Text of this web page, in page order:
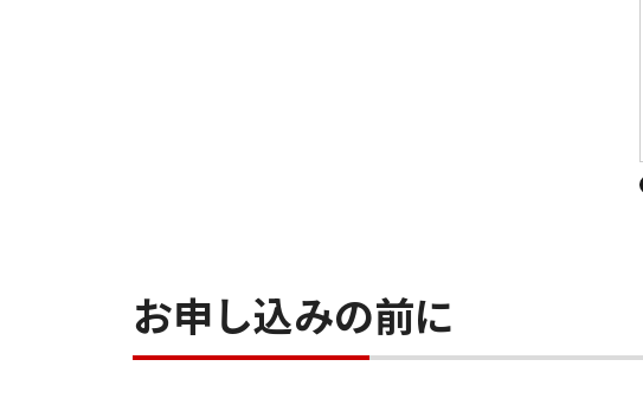
お申し込みの前に